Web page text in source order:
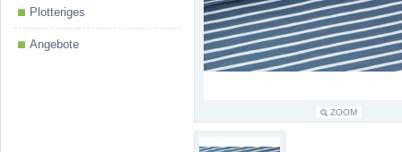
Plotteriges
Angebote
ZOOM